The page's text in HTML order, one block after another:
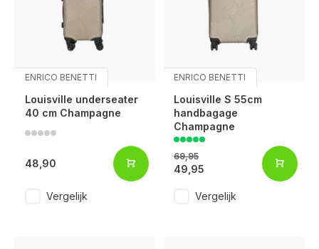
ENRICO BENETTI
Louisville underseater
40 cm Champagne
48,90
Vergelijk
ENRICO BENETTI
Louisville S 55cm
handbagage
Champagne
69,95
49,95
Vergelijk